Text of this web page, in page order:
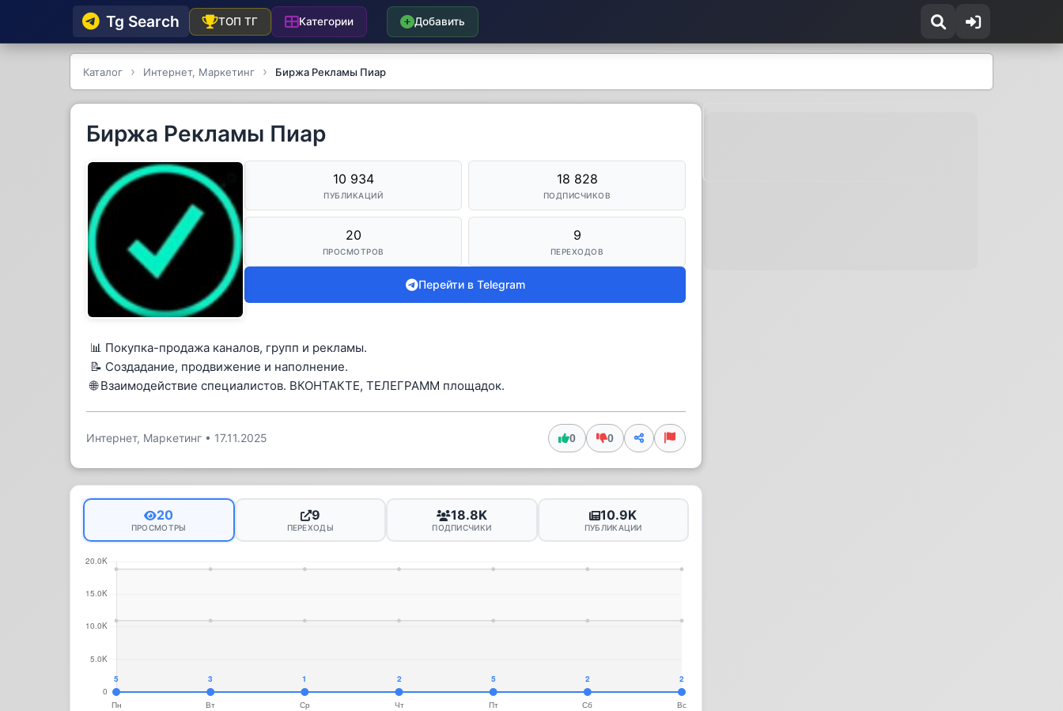
Tg Searсh ТОП ТГ Категории Добавить
Каталог Интернет, Маркетинг Биржа Рекламы Пиар
Биржа Рекламы Пиар
10 934
ПУБЛИКАЦИЙ
18 828
ПОДПИСЧИКОВ
20
ПРОСМОТРОВ
9
ПЕРЕХОДОВ
Перейти в Telegram
📊 Покупка-продажа каналов, групп и рекламы.
📝 Создадание, продвижение и наполнение.
🌐 Взаимодействие специалистов. ВКОНТАКТЕ, ТЕЛЕГРАММ площадок.
Интернет, Маркетинг • 17.11.2025 0 0
20
ПРОСМОТРЫ
9
ПЕРЕХОДЫ
18.8K
ПОДПИСЧИКИ
10.9K
ПУБЛИКАЦИИ